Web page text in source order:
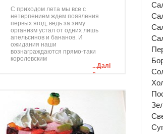
С приходом лета мы все с
нетерпением ждем появления
первых ягод, ведь за зиму
организм устал от одних лишь
апельсинов и бананов. И
ожидания наши
вознаграждаются прямо-таки
королевским
...Далі
»